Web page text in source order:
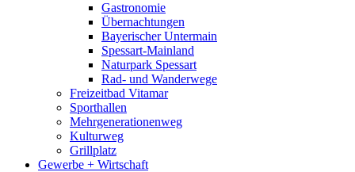
Gastronomie
Übernachtungen
Bayerischer Untermain
Spessart-Mainland
Naturpark Spessart
Rad- und Wanderwege
Freizeitbad Vitamar
Sporthallen
Mehrgenerationenweg
Kulturweg
Grillplatz
Gewerbe + Wirtschaft